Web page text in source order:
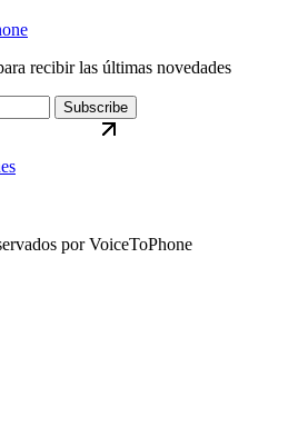
recibir las últimas novedades
Subscribe
por VoiceToPhone